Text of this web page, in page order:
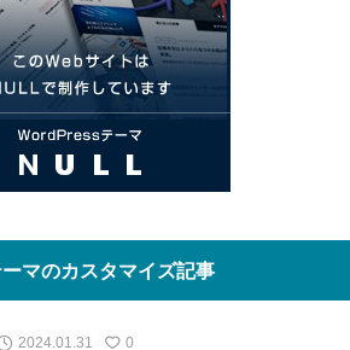
ーマのカスタマイズ記事
2024.01.31 0